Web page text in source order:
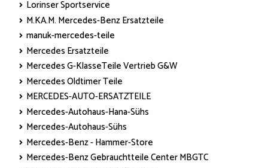
Lorinser Sportservice
M.KA.M. Mercedes-Benz Ersatzteile
manuk-mercedes-teile
Mercedes Ersatzteile
Mercedes G-KlasseTeile Vertrieb G&W
Mercedes Oldtimer Teile
MERCEDES-AUTO-ERSATZTEILE
Mercedes-Autohaus-Hana-Sühs
Mercedes-Autohaus-Sühs
Mercedes-Benz - Hammer-Store
Mercedes-Benz Gebrauchtteile Center MBGTC